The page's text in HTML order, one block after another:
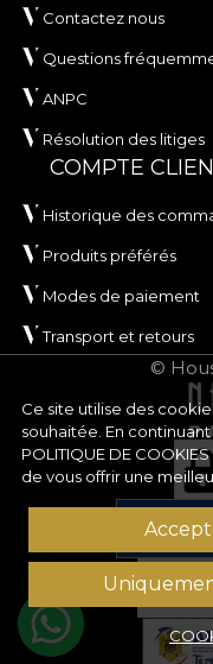
Ce site utilise des
souhaitée. En
POLITIQUE DE COOKIES
de vous offrir une
Contactez nous
Questions
ANPC
Résolution des litiges
COMPTE
Historique des
Produits préférés
Modes de paiement
Transport et retours
©